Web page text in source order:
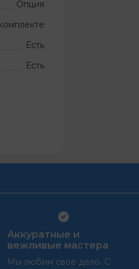
Опция
Есть
Есть
Аккуратные и
вежливые мастера
Мы любим свое дело. С